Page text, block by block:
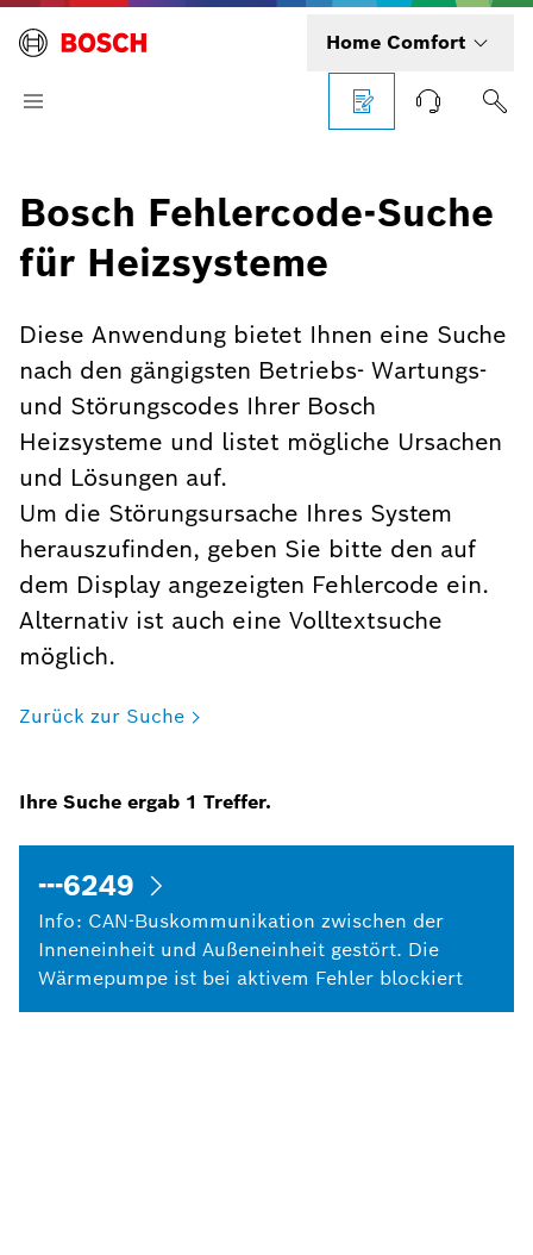
Home Comfort
Bosch Fehlercode-Suche
für Heizsysteme
Diese Anwendung bietet Ihnen eine Suche
nach den gängigsten Betriebs- Wartungs-
und Störungscodes Ihrer Bosch
Heizsysteme und listet mögliche Ursachen
und Lösungen auf.
Um die Störungsursache Ihres System
herauszufinden, geben Sie bitte den auf
dem Display angezeigten Fehlercode ein.
Alternativ ist auch eine Volltextsuche
möglich.
Zurück zur Suche
Ihre Suche ergab 1 Treffer.
---6249
Info: CAN-Buskommunikation zwischen der
Inneneinheit und Außeneinheit gestört. Die
Wärmepumpe ist bei aktivem Fehler blockiert